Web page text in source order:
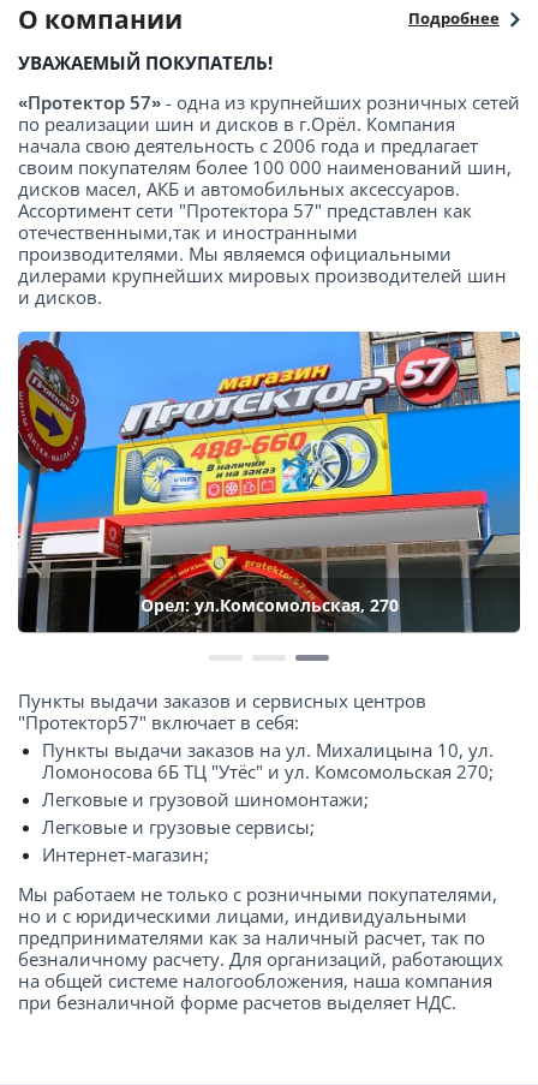
О компании Подробнее
Орел: ул.Комсомольская, 270
УВАЖАЕМЫЙ ПОКУПАТЕЛЬ!
«Протектор 57» - одна из крупнейших розничных сетей
по реализации шин и дисков в г.Орёл. Компания
начала свою деятельность с 2006 года и предлагает
своим покупателям более 100 000 наименований шин,
дисков масел, АКБ и автомобильных аксессуаров.
Ассортимент сети "Протектора 57" представлен как
отечественными,так и иностранными
производителями. Мы являемся официальными
дилерами крупнейших мировых производителей шин
и дисков.
Пункты выдачи заказов и сервисных центров
"Протектор57" включает в себя:
Пункты выдачи заказов на ул. Михалицына 10, ул.
Ломоносова 6Б ТЦ "Утёс" и ул. Комсомольская 270;
Легковые и грузовой шиномонтажи;
Легковые и грузовые сервисы;
Интернет-магазин;
Мы работаем не только с розничными покупателями,
но и с юридическими лицами, индивидуальными
предпринимателями как за наличный расчет, так по
безналичному расчету. Для организаций, работающих
на общей системе налогообложения, наша компания
при безналичной форме расчетов выделяет НДС.